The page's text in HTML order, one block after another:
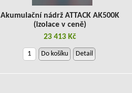
Akumulační nádrž ATTACK AK500K
(izolace v ceně)
23 413 Kč
Do košíku Detail